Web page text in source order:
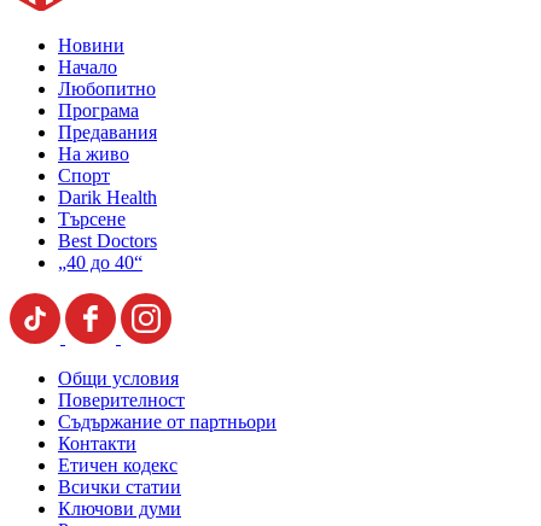
Новини
Начало
Любопитно
Програма
Предавания
На живо
Спорт
Darik Health
Търсене
Best Doctors
„40 до 40“
Общи условия
Поверителност
Съдържание от партньори
Контакти
Етичен кодекс
Всички статии
Ключови думи